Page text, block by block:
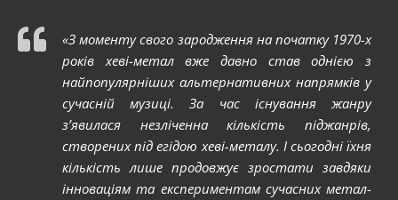
«З моменту свого зародження на початку 1970-х
років хеві-метал вже давно став однією з
найпопулярніших альтернативних напрямків у
сучасній музиці. За час існування жанру
з’явилася незліченна кількість піджанрів,
створених під егідою хеві-металу. І сьогодні їхня
кількість лише продовжує зростати завдяки
інноваціям та експериментам сучасних метал-